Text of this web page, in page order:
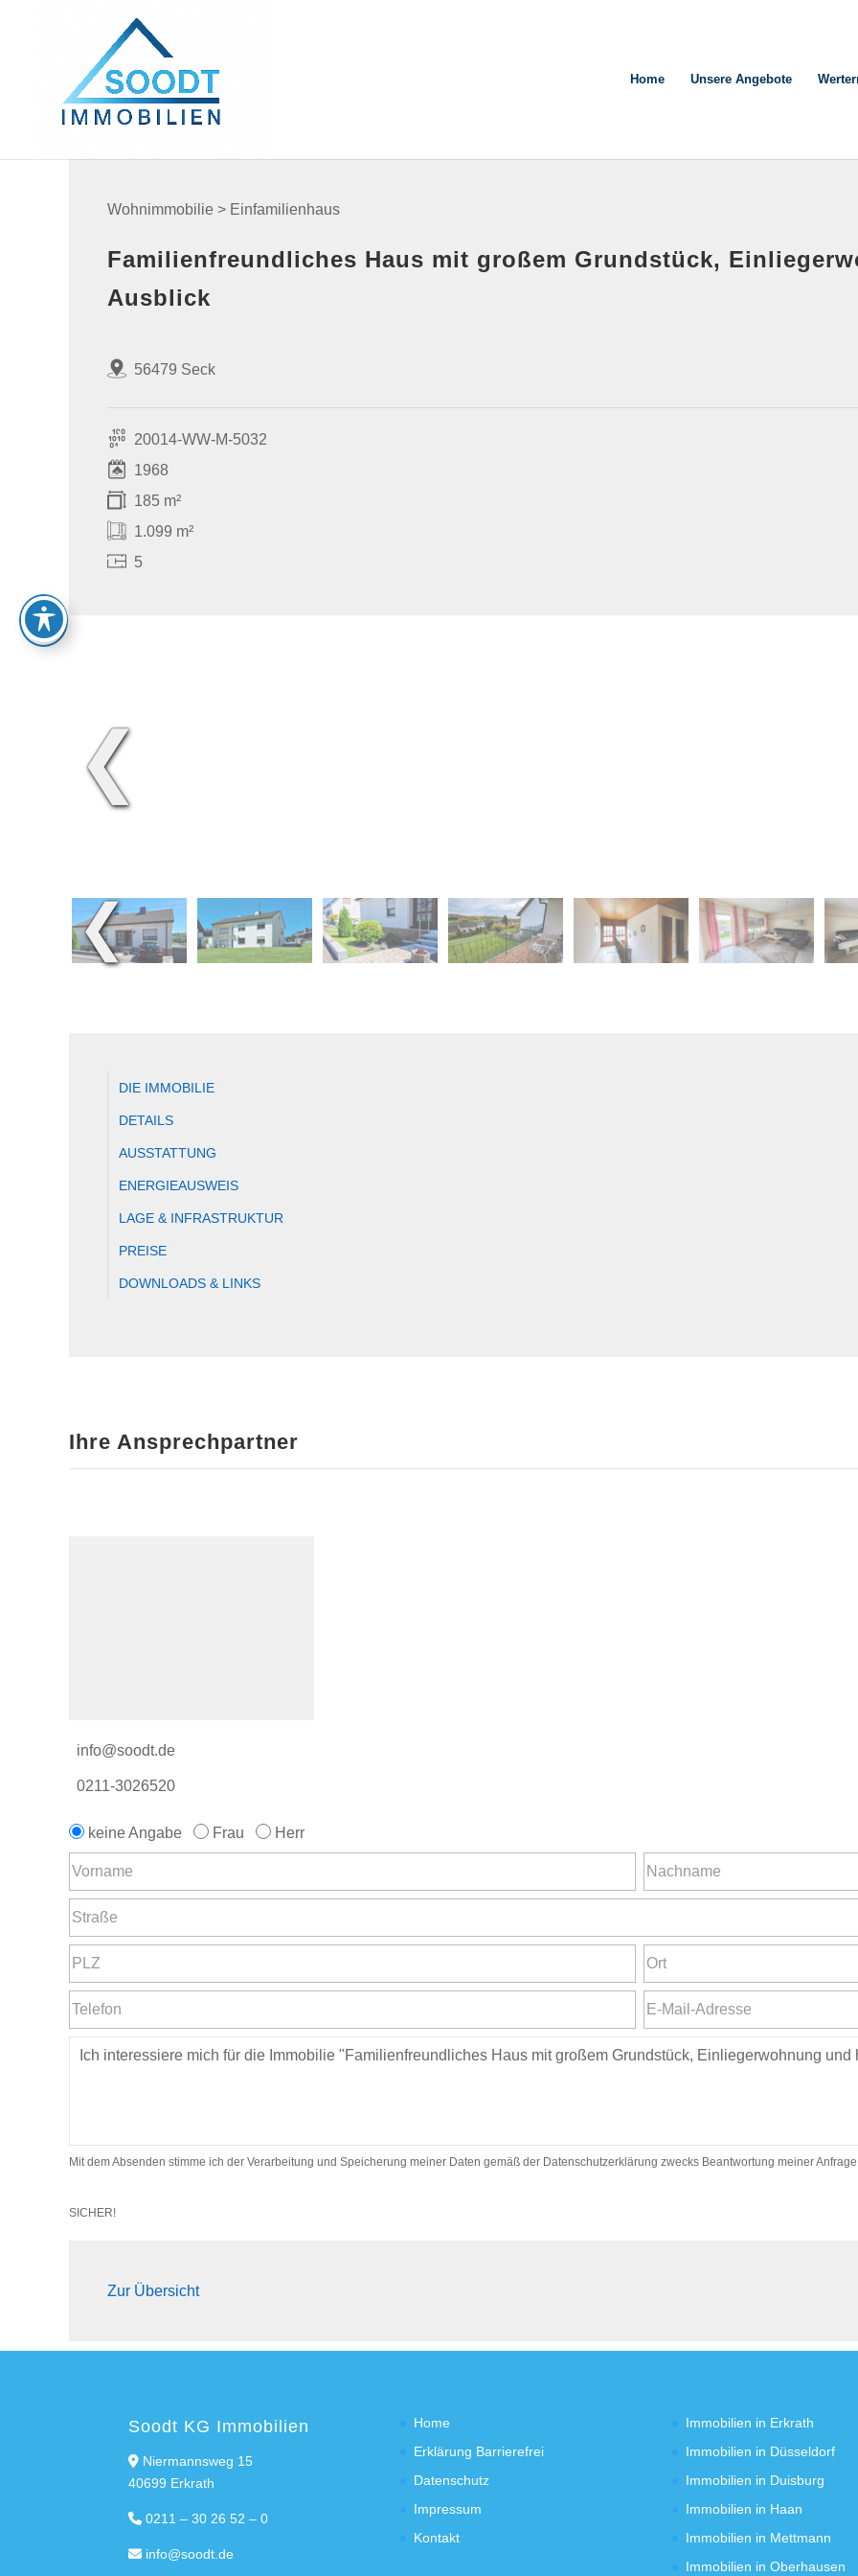
Home Unsere Angebote
Wohnimmobilie > Einfamilienhaus
Familienfreundliches Haus mit großem Grundstück,
Ausblick
56479 Seck
20014-WW-M-5032
1968
185 m²
1.099 m²
5
❮
❮
DIE IMMOBILIE
DETAILS
AUSSTATTUNG
ENERGIEAUSWEIS
LAGE & INFRASTRUKTUR
PREISE
DOWNLOADS & LINKS
Ihre Ansprechpartner
info@soodt.de
0211-3026520
keine Angabe Frau Herr
Mit dem Absenden stimme ich der Verarbeitung und Speicherung meiner Daten gemäß der Datenschutzerklärung zwecks Beantwortung meiner
SICHER!
Zur Übersicht
Soodt KG Immobilien
Niermannsweg 15
40699 Erkrath
0211 – 30 26 52 – 0
info@soodt.de
Home
Erklärung Barrierefrei
Datenschutz
Impressum
Kontakt
Immobilien in Erkrath
Immobilien in Düsseldorf
Immobilien in Duisburg
Immobilien in Haan
Immobilien in Mettmann
Immobilien in Oberhausen